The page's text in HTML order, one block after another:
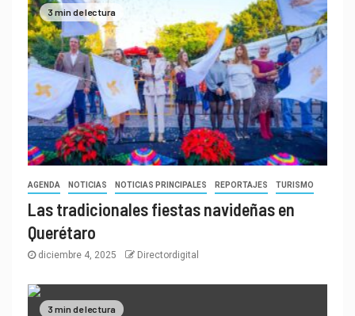
3 min de lectura
AGENDA NOTICIAS NOTICIAS PRINCIPALES REPORTAJES TURISMO
Las tradicionales fiestas navideñas en
Querétaro
diciembre 4, 2025 Directordigital
3 min de lectura